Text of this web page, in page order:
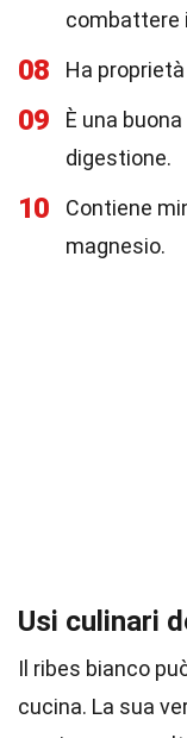
combattere
08 Ha
09
È una
digestione.
10 Contiene
magnesio.
Usi culinari
Il ribes bianco
cucina. La sua